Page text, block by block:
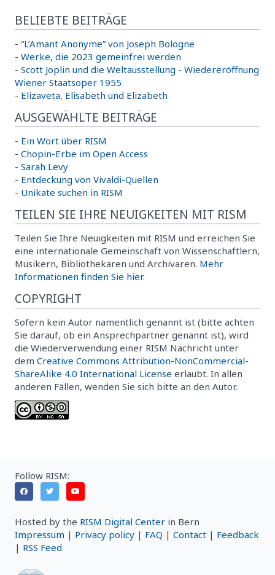
BELIEBTE BEITRÄGE
- “L’Amant Anonyme” von Joseph Bologne
- Werke, die 2023 gemeinfrei werden
- Scott Joplin und die Weltausstellung - Wiedereröffnung
Wiener Staatsoper 1955
- Elizaveta, Elisabeth und Elizabeth
AUSGEWÄHLTE BEITRÄGE
- Ein Wort über RISM
- Chopin-Erbe im Open Access
- Sarah Levy
- Entdeckung von Vivaldi-Quellen
- Unikate suchen in RISM
TEILEN SIE IHRE NEUIGKEITEN MIT RISM
Teilen Sie Ihre Neuigkeiten mit RISM und erreichen Sie
eine internationale Gemeinschaft von Wissenschaftlern,
Musikern, Bibliothekaren und Archivaren. Mehr
Informationen finden Sie hier.
COPYRIGHT
Sofern kein Autor namentlich genannt ist (bitte achten
Sie darauf, ob ein Ansprechpartner genannt ist), wird
die Wiederverwendung einer RISM Nachricht unter
dem Creative Commons Attribution-NonCommercial-
ShareAlike 4.0 International License erlaubt. In allen
anderen Fällen, wenden Sie sich bitte an den Autor.
Follow RISM:
Hosted by the RISM Digital Center in Bern
Impressum | Privacy policy | FAQ | Contact | Feedback
| RSS Feed